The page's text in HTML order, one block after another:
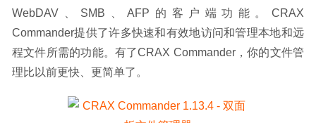
WebDAV、SMB、AFP的客户端功能。CRAX
Commander提供了许多快速和有效地访问和管理本地和远
程文件所需的功能。有了CRAX Commander，你的文件管
理比以前更快、更简单了。